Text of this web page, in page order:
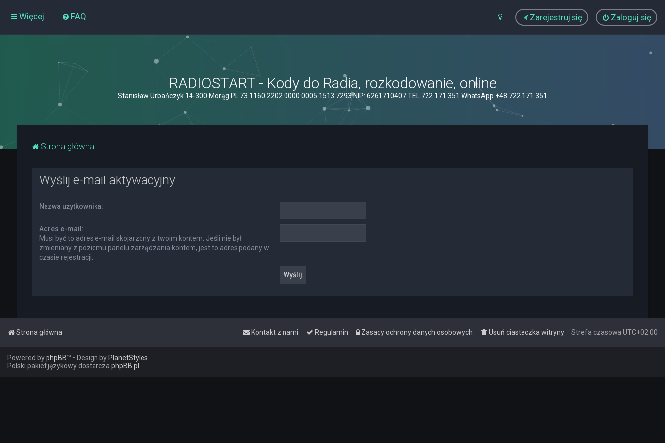
Więcej… FAQ Zaloguj się
Zarejestruj się
RADIOSTART - Kody do Radia, rozkodowanie, online
Stanisław Urbańczyk 14-300 Morąg PL 73 1160 2202 0000 0005 1513 7293 NIP: 6261710407 TEL.722 171 351 WhatsApp +48 722 171 351
Strona główna
Wyślij e-mail aktywacyjny
Nazwa użytkownika:
Adres e-mail:
Musi być to adres e-mail skojarzony z twoim kontem. Jeśli nie był
zmieniany z poziomu panelu zarządzania kontem, jest to adres podany w
czasie rejestracji.
Strona główna Strefa czasowa UTC+02:00
Usuń ciasteczka witryny
Zasady ochrony danych osobowych
Regulamin
Kontakt z nami
Powered byphpBB™ • Design by PlanetStyles
Polski pakiet językowy dostarcza phpBB.pl